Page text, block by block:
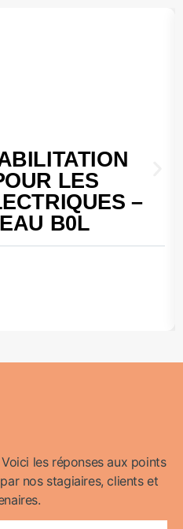
LES
–
B0L
les réponses aux points
nos stagiaires, clients et